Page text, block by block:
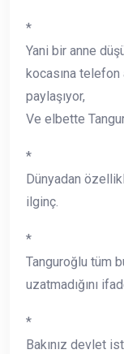
*
Yani bir anne
kocasına telefon
paylaşıyor,
Ve elbette
*
Dünyadan
ilginç.
*
Tanguroğlu tüm
uzatmadığını
*
Bakınız devlet